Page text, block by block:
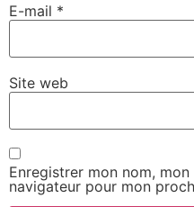
E-mail *
Site web
Enregistrer mon nom,
navigateur pour mon